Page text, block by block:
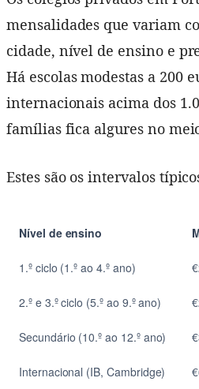
mensalidades que variam
cidade, nível de ensino e
Há escolas modestas a 200
internacionais acima dos
famílias fica algures no
Estes são os intervalos
Nível de ensino
1.º ciclo (1.º ao 4.º ano)
2.º e 3.º ciclo (5.º ao 9.º ano)
Secundário (10.º ao 12.º ano)
Internacional (IB, Cambridge)